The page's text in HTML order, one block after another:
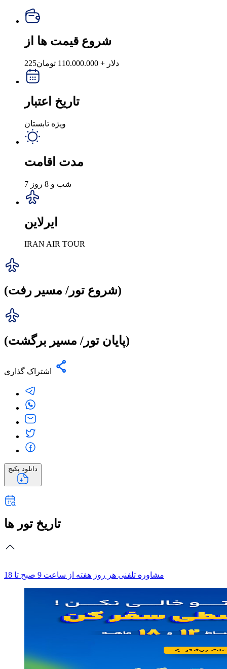
شروع قیمت ها از
225دلار + 110.000.000 تومان
تاریخ اعتبار
ویژه تابستان
مدت اقامت
7 شب و 8 روز
ایرلاین
IRAN AIR TOUR
(شروع تور/ مسیر رفت)
(پایان تور/ مسیر برگشت)
دانلود پکیج
تاریخ تور ها
مشاوره تلفنی هر روز هفته از ساعت 9 صبح تا 18